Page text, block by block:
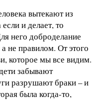
вытекают из
и делает, то
него доброделание
не правилом. От этого
которое мы все видим.
забывают
разрушают браки – и
была когда-то,